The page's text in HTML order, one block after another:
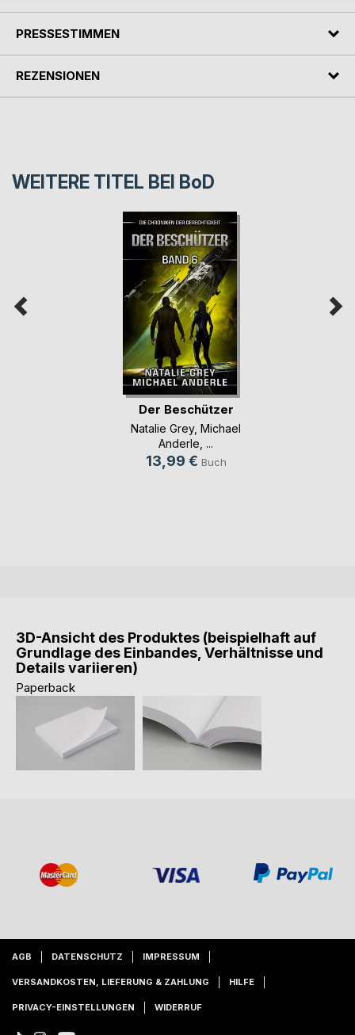
PRESSESTIMMEN
REZENSIONEN
WEITERE TITEL BEI BoD
Der Beschützer
Natalie Grey, Michael
Anderle , ...
13,99 € Buch
3D-Ansicht des Produktes (beispielhaft auf
Grundlage des Einbandes, Verhältnisse und
Details variieren)
Paperback
AGB DATENSCHUTZ IMPRESSUM
VERSANDKOSTEN, LIEFERUNG & ZAHLUNG HILFE
PRIVACY-EINSTELLUNGEN WIDERRUF